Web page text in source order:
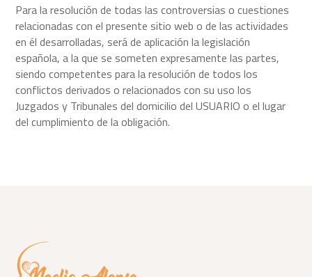
Para la resolución de todas las controversias o cuestiones
relacionadas con el presente sitio web o de las actividades
en él desarrolladas, será de aplicación la legislación
española, a la que se someten expresamente las partes,
siendo competentes para la resolución de todos los
conflictos derivados o relacionados con su uso los
Juzgados y Tribunales del domicilio del USUARIO o el lugar
del cumplimiento de la obligación.